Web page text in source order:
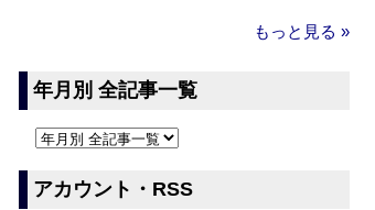
もっと見る »
年月別 全記事一覧
アカウント・RSS